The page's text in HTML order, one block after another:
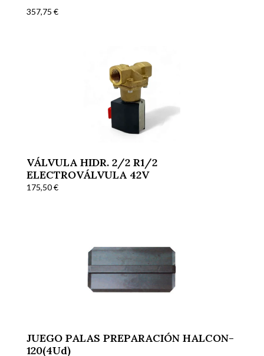
357,75 €
VÁLVULA HIDR. 2/2 R1/2
ELECTROVÁLVULA 42V
175,50€
JUEGO PALAS PREPARACIÓN HALCON-
120(4Ud)